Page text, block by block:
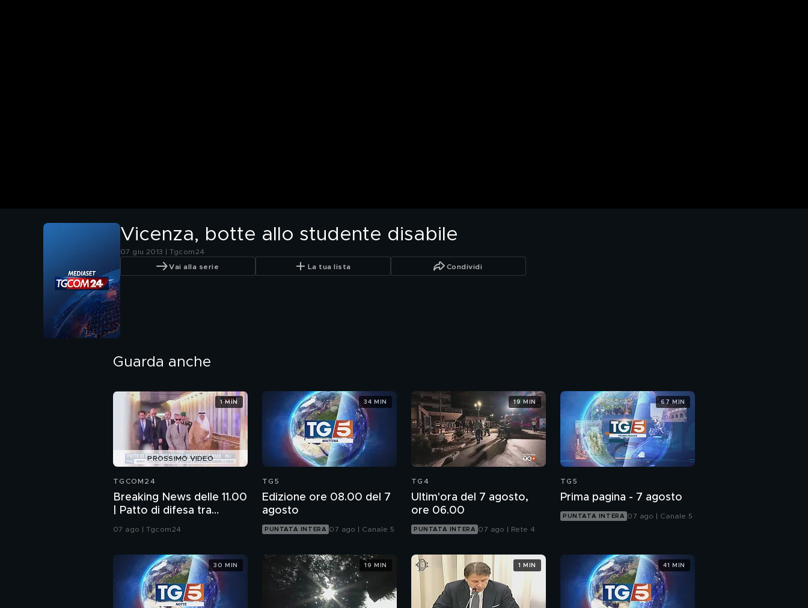
Vicenza, botte allo studente disabile
07 giu 2013 | Tgcom24
Vai alla serie La tua lista Condividi
Guarda anche
PROSSIMO VIDEO
TGCOM24
Breaking News delle 11.00
| Patto di difesa tra
Ankara, Islamabad e Riad
07 ago | Tgcom24
1 MIN
TG5
Edizione ore 08.00 del 7
agosto
PUNTATA INTERA 07 ago | Canale 5
34 MIN
TG4
Ultim'ora del 7 agosto,
ore 06.00
PUNTATA INTERA 07 ago | Rete 4
19 MIN
TG5
Prima pagina - 7 agosto
PUNTATA INTERA 07 ago | Canale 5
67 MIN
30 MIN 19 MIN 1 MIN 41 MIN